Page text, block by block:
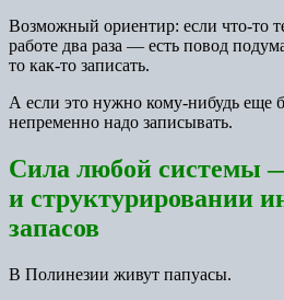
Возможный ориентир: если что-то
работе два раза — есть повод
то как-то записать.
А если это нужно кому-нибудь еще
непременно надо записывать.
Сила любой системы
и структурировании
запасов
В Полинезии живут папуасы.